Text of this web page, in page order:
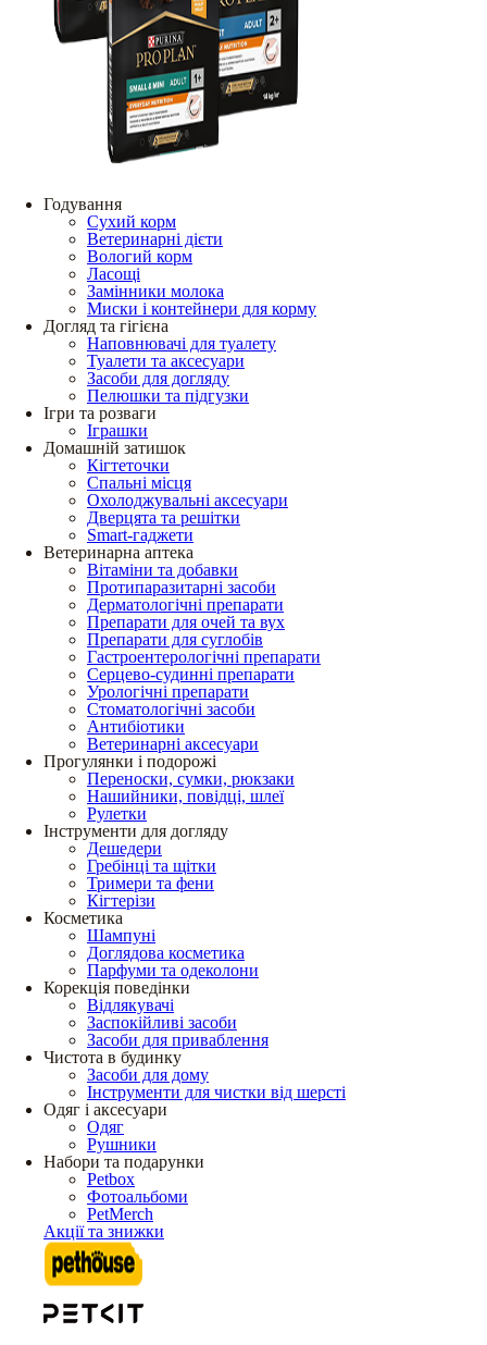
Годування
Сухий корм
Ветеринарні дієти
Вологий корм
Ласощі
Замінники молока
Миски і контейнери для корму
Догляд та гігієна
Наповнювачі для туалету
Туалети та аксесуари
Засоби для догляду
Пелюшки та підгузки
Ігри та розваги
Іграшки
Домашній затишок
Кігтеточки
Спальні місця
Охолоджувальні аксесуари
Дверцята та решітки
Smart-гаджети
Ветеринарна аптека
Вітаміни та добавки
Протипаразитарні засоби
Дерматологічні препарати
Препарати для очей та вух
Препарати для суглобів
Гастроентерологічні препарати
Серцево-судинні препарати
Урологічні препарати
Стоматологічні засоби
Антибіотики
Ветеринарні аксесуари
Прогулянки і подорожі
Переноски, сумки, рюкзаки
Нашийники, повідці, шлеї
Рулетки
Інструменти для догляду
Дешедери
Гребінці та щітки
Тримери та фени
Кігтерізи
Косметика
Шампуні
Доглядова косметика
Парфуми та одеколони
Корекція поведінки
Відлякувачі
Заспокійливі засоби
Засоби для приваблення
Чистота в будинку
Засоби для дому
Інструменти для чистки від шерсті
Одяг і аксесуари
Одяг
Рушники
Набори та подарунки
Petbox
Фотоальбоми
PetMerch
Акції та знижки